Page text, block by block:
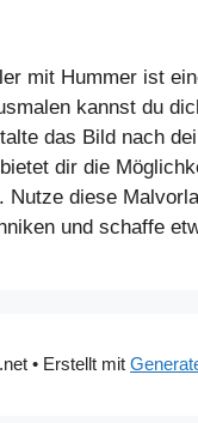
mit Hummer ist
kannst du
das Bild nach
dir die
Nutze diese
und schaffe
• Erstellt mit